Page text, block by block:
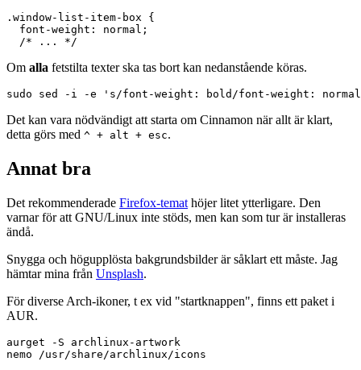
.window-list-item-box {
  font-weight: normal;
Om alla fetstilta texter ska tas bort kan nedanstående köras.
Det kan vara nödvändigt att starta om Cinnamon när allt är klart,
detta görs med ^ + alt + esc.
Annat bra
Det rekommenderade Firefox-temat höjer litet ytterligare. Den
varnar för att GNU/Linux inte stöds, men kan som tur är installeras
ändå.
Snygga och högupplösta bakgrundsbilder är såklart ett måste. Jag
hämtar mina från Unsplash.
För diverse Arch-ikoner, t ex vid "startknappen", finns ett paket i
AUR.
aurget -S archlinux-artwork